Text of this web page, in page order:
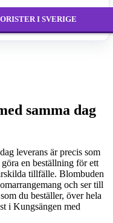
I SVERIGE
samma dag
leverans är precis som
en beställning för ett
Blombuden
och ser till
du beställer, över hela
i Kungsängen med